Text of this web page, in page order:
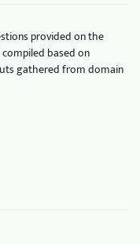
provided on the
based on
gathered from domain